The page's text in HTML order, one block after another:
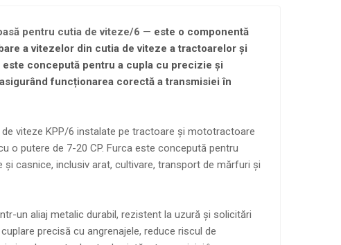
pentru cutia de viteze/6 — este o componentă
a vitezelor din cutia de viteze a tractoarelor și
concepută pentru a cupla cu precizie și
funcționarea corectă a transmisiei în
viteze KPP/6 instalate pe tractoare și mototractoare
o putere de 7-20 CP. Furca este concepută pentru
și casnice, inclusiv arat, cultivare, transport de mărfuri și
un aliaj metalic durabil, rezistent la uzură și solicitări
precisă cu angrenajele, reduce riscul de